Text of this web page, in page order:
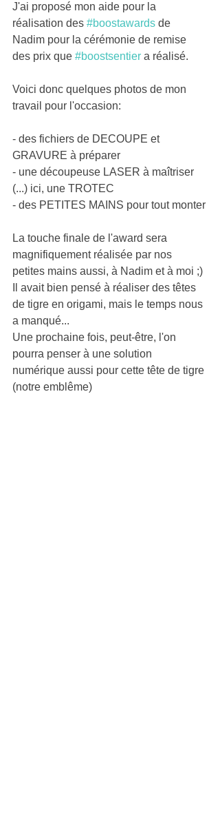
J'ai proposé mon aide pour la
réalisation des #boostawards de
Nadim pour la cérémonie de remise
des prix que #boostsentier a réalisé.
Voici donc quelques photos de mon
travail pour l'occasion:
- des fichiers de DECOUPE et
GRAVURE à préparer
- une découpeuse LASER à maîtriser
(...) ici, une TROTEC
- des PETITES MAINS pour tout monter
La touche finale de l'award sera
magnifiquement réalisée par nos
petites mains aussi, à Nadim et à moi ;)
Il avait bien pensé à réaliser des têtes
de tigre en origami, mais le temps nous
a manqué...
Une prochaine fois, peut-être, l'on
pourra penser à une solution
numérique aussi pour cette tête de tigre
(notre emblême)